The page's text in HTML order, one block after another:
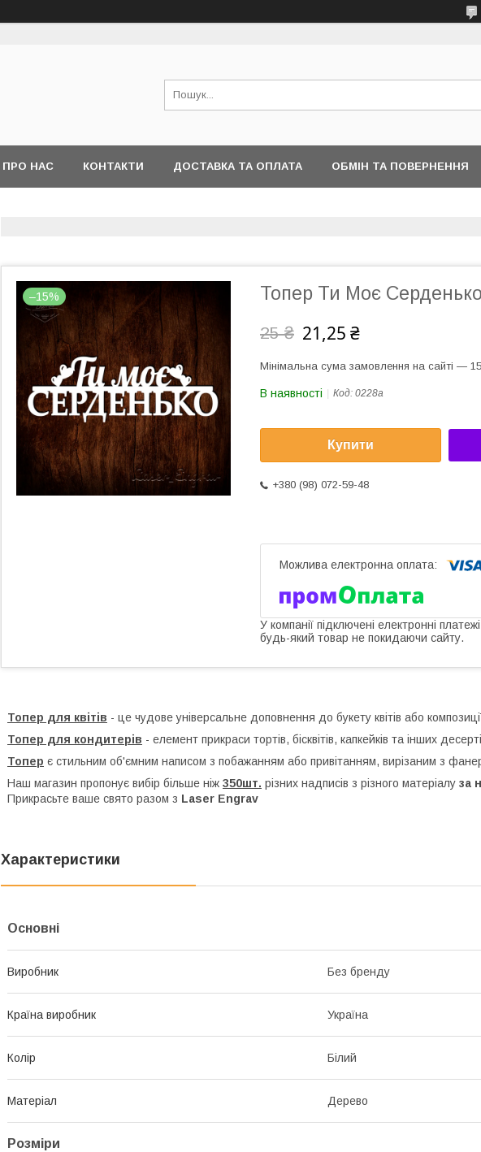
ПРО НАС КОНТАКТИ ДОСТАВКА ТА ОПЛАТА ОБМІН ТА ПОВЕРНЕННЯ
–15% Топер Ти Моє
25 ₴ 21,25 ₴
Мінімальна сума замовлення на сайті —
В наявності Код: 0228a
Купити
+380 (98) 072-59-48
У компанії підключені електронні
будь-який товар не покидаючи сайту.
Топер для квітів - це чудове універсальне доповнення до букету квітів або
Топер для кондитерів - елемент прикраси тортів, бісквітів, капкейків та інших
Топер є стильним об'ємним написом з побажанням або привітанням, вирізаним з
Наш магазин пропонує вибір більше ніж 350шт. різних надписів з різного матеріалу за
Прикрасьте ваше свято разом з Laser Engrav
Характеристики
Основні
Виробник Без бренду
Країна виробник Україна
Колір Білий
Матеріал Дерево
Розміри